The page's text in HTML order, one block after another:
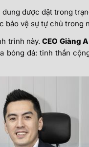
được đặt trong
bảo vệ sự tự chủ trong
trình này.CEO Giàng
đá: tinh thần